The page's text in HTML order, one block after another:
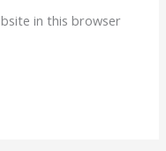
in this browser